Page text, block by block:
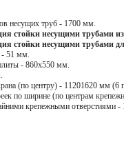
несущих труб - 1700 мм.
стойки несущими трубами
стойки несущими трубами
- 51 мм.
- 860х550 мм.
(по центру) - 11201620 мм
по ширине (по центрам
крепежными отверстиями